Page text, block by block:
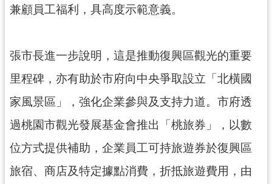
問
園
市
府
入
口
網
隱
兼顧員工福利，具高度示範意義。
張市長進一步說明，這是推動復興區觀光的重要
里程碑，亦有助於市府向中央爭取設立「北橫國
家風景區」，強化企業參與及支持力道。市府透
過桃園市觀光發展基金會推出「桃旅券」，以數
位方式提供補助，企業員工可持旅遊券於復興區
旅宿、商店及特定據點消費，折抵旅遊費用，由